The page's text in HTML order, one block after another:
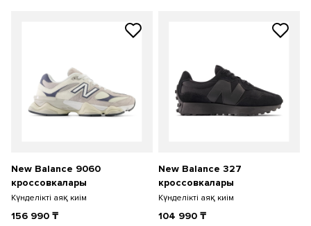
New Balance 9060
кроссовкалары
Күнделікті аяқ киім
156 990 ₸
New Balance 327
кроссовкалары
Күнделікті аяқ киім
104 990 ₸